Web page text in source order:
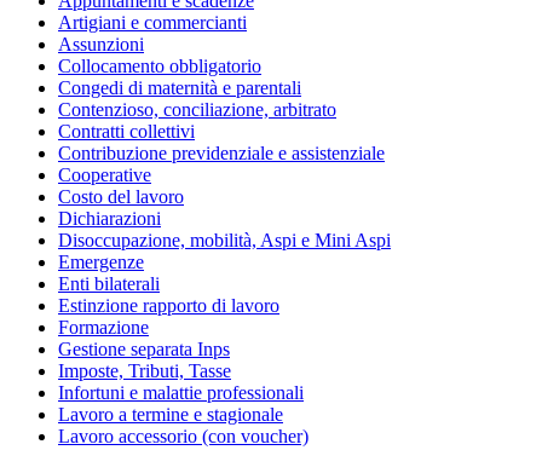
Artigiani e commercianti
Assunzioni
Collocamento obbligatorio
Congedi di maternità e parentali
Contenzioso, conciliazione, arbitrato
Contratti collettivi
Contribuzione previdenziale e assistenziale
Cooperative
Costo del lavoro
Dichiarazioni
Disoccupazione, mobilità, Aspi e Mini Aspi
Emergenze
Enti bilaterali
Estinzione rapporto di lavoro
Formazione
Gestione separata Inps
Imposte, Tributi, Tasse
Infortuni e malattie professionali
Lavoro a termine e stagionale
Lavoro accessorio (con voucher)